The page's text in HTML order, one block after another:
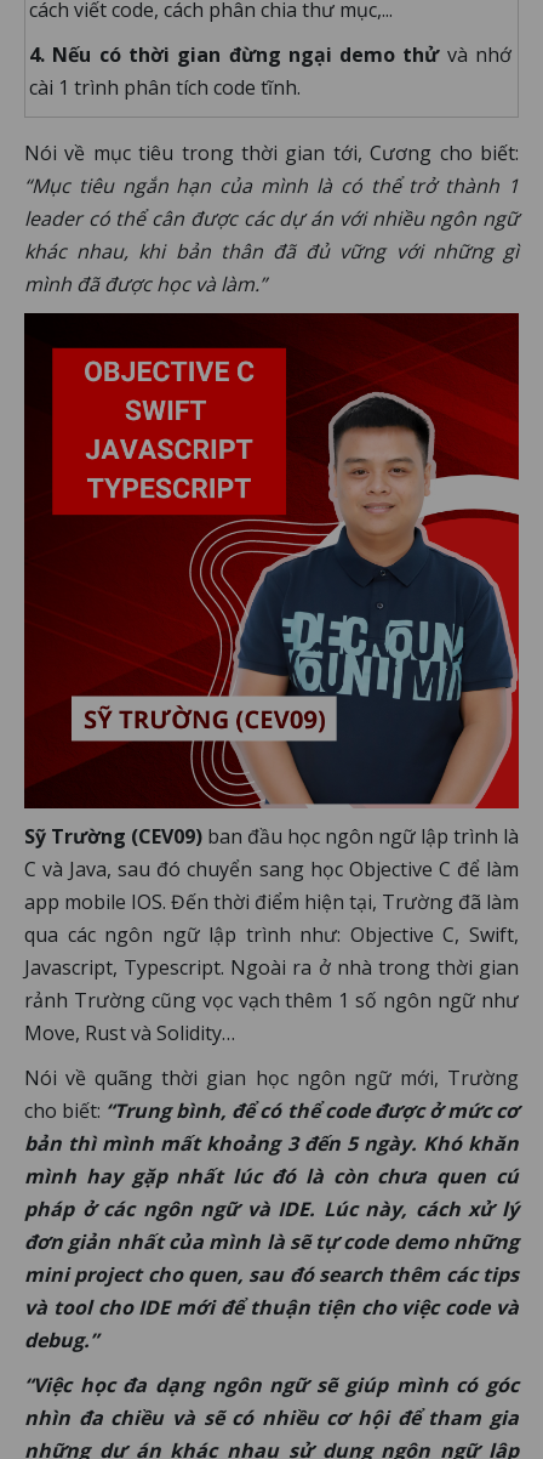
cách viết code, cách phân chia thư mục,...
4. Nếu có thời gian đừng ngại demo thửvà nhớ
cài 1 trình phân tích code tĩnh.
Nói về mục tiêu trong thời gian tới, Cương cho biết:
“Mục tiêu ngắn hạn của mình là có thể trở thành 1
leader có thể cân được các dự án với nhiều ngôn ngữ
khác nhau, khi bản thân đã đủ vững với những gì
mình đã được học và làm.”
Sỹ Trường (CEV09) ban đầu học ngôn ngữ lập trình là
C và Java, sau đó chuyển sang học Objective C để làm
app mobile IOS. Đến thời điểm hiện tại, Trường đã làm
qua các ngôn ngữ lập trình như: Objective C, Swift,
Javascript, Typescript. Ngoài ra ở nhà trong thời gian
rảnh Trường cũng vọc vạch thêm 1 số ngôn ngữ như
Move, Rust và Solidity…
Nói về quãng thời gian học ngôn ngữ mới, Trường
cho biết: “Trung bình, để có thể code được ở mức cơ
bản thì mình mất khoảng 3 đến 5 ngày. Khó khăn
mình hay gặp nhất lúc đó là còn chưa quen cú
pháp ở các ngôn ngữ và IDE. Lúc này, cách xử lý
đơn giản nhất của mình là sẽ tự code demo những
mini project cho quen, sau đó search thêm các tips
và tool cho IDE mới để thuận tiện cho việc code và
debug.”
“Việc học đa dạng ngôn ngữ sẽ giúp mình có góc
nhìn đa chiều và sẽ có nhiều cơ hội để tham gia
những dự án khác nhau sử dụng ngôn ngữ lập